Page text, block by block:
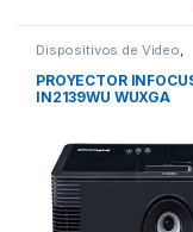
Dispositivos de Video,
PROYECTOR
IN2139WU WUXGA